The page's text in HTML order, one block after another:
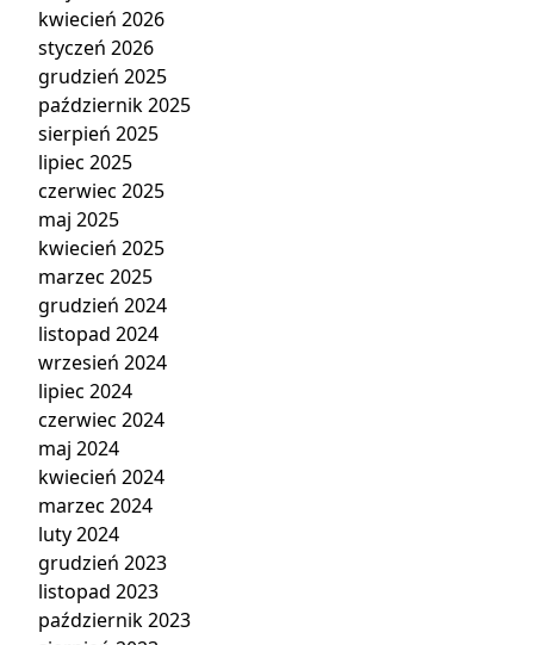
kwiecień 2026
styczeń 2026
grudzień 2025
październik 2025
sierpień 2025
lipiec 2025
czerwiec 2025
maj 2025
kwiecień 2025
marzec 2025
grudzień 2024
listopad 2024
wrzesień 2024
lipiec 2024
czerwiec 2024
maj 2024
kwiecień 2024
marzec 2024
luty 2024
grudzień 2023
listopad 2023
październik 2023